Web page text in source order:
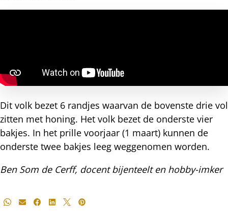
Dit volk bezet 6 randjes waarvan de bovenste drie vol
zitten met honing. Het volk bezet de onderste vier
bakjes. In het prille voorjaar (1 maart) kunnen de
onderste twee bakjes leeg weggenomen worden.
Ben Som de Cerff, docent bijenteelt en hobby-imker
DeelWhatsapp
E-mailFacebook
LinkedIn
X Pinterest